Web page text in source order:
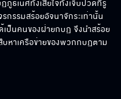
ธเนศทั้งเสียใจทั้งเจ็บปวดที่รู้
รกรรมสร้อยอัจนาจักระเท่านั้น
เป็นคนของฝ่ายกบฏ จึงนำสร้อย
หาเครือข่ายของพวกกบฏตาม